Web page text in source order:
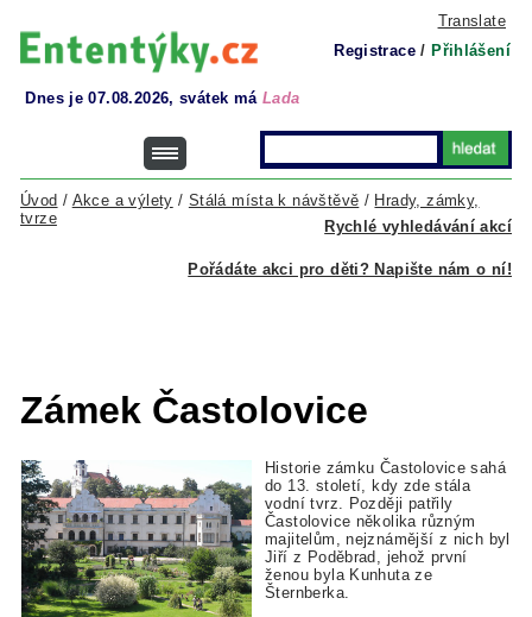
Translate
Registrace / Přihlášení
Dnes je 07.08.2026, svátek má Lada
Rychlé vyhledávání akcí
Úvod / Akce a výlety / Stálá místa k návštěvě / Hrady, zámky,
tvrze
Pořádáte akci pro děti? Napište nám o ní!
Zámek Častolovice
Historie zámku Častolovice sahá
do 13. století, kdy zde stála
vodní tvrz. Později patřily
Častolovice několika různým
majitelům, nejznámější z nich byl
Jiří z Poděbrad, jehož první
ženou byla Kunhuta ze
Šternberka.